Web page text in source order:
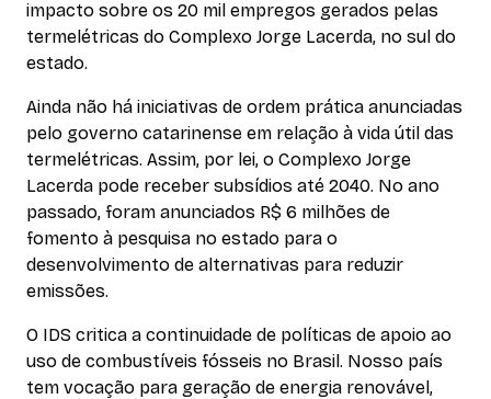
impacto sobre os 20 mil empregos gerados pelas
termelétricas do Complexo Jorge Lacerda, no sul do
estado.
Ainda não há iniciativas de ordem prática anunciadas
pelo governo catarinense em relação à vida útil das
termelétricas. Assim, por lei, o Complexo Jorge
Lacerda pode receber subsídios até 2040. No ano
passado, foram anunciados R$ 6 milhões de
fomento à pesquisa no estado para o
desenvolvimento de alternativas para reduzir
emissões.
O IDS critica a continuidade de políticas de apoio ao
uso de combustíveis fósseis no Brasil. Nosso país
tem vocação para geração de energia renovável,